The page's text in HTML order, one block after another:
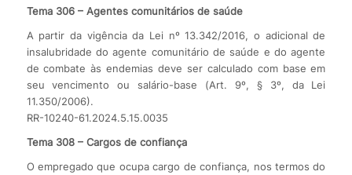
Tema 306 – Agentes comunitários de saúde
A partir da vigência da Lei nº 13.342/2016, o adicional de
insalubridade do agente comunitário de saúde e do agente
de combate às endemias deve ser calculado com base em
seu vencimento ou salário-base (Art. 9º, § 3º, da Lei
11.350/2006).
RR-10240-61.2024.5.15.0035
Tema 308 – Cargos de confiança
O empregado que ocupa cargo de confiança, nos termos do